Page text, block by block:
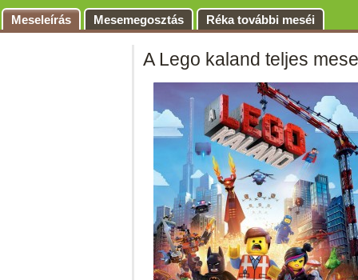
Meseleírás Mesemegosztás Réka további meséi
A Lego kaland teljes mese